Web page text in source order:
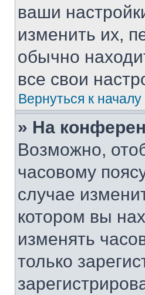
ваши
изменить их,
обычно
все свои
Вернуться к началу
» На
Возможно,
часовому
случае
котором вы
изменять
только